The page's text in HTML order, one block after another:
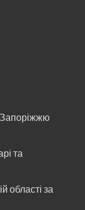
Запоріжжю
та
області за